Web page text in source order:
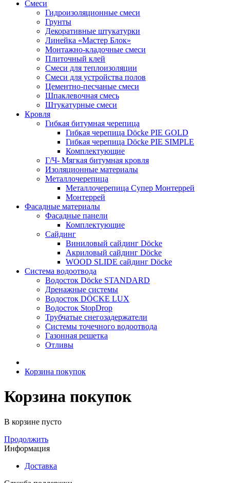
Смеси
Гидроизоляционные смеси
Грунты
Декоративные штукатурки
Линейка «Мастер Блок»
Монтажно-кладочные смеси
Плиточный клей
Смеси для теплоизоляции
Смеси для устройства полов
Цементно-песчаные смеси
Шпаклевочная смесь
Штукатурные смеси
Кровля
Гибкая битумная черепица
Гибкая черепица Döcke PIE GOLD
Гибкая черепица Döcke PIE SIMPLE
Комплектующие
Г/Ч- Мягкая битумная кровля
Изоляционные материалы
Металлочерепица
Металлочерепица Супер Монтеррей
Монтеррей
Фасадные материалы
Фасадные панели
Комплектующие
Сайдинг
Виниловый сайдинг Döcke
Акриловый сайдинг Döcke
WOOD SLIDE сайдинг Döcke
Система водоотвода
Водосток Döcke STANDARD
Дренажные системы
Водосток DÖCKE LUX
Водосток StopDrop
Трубчатые снегозадержатели
Системы точечного водоотвода
Газонная решетка
Отливы
Корзина покупок
Корзина покупок
В корзине пусто
Продолжить
Информация
Доставка